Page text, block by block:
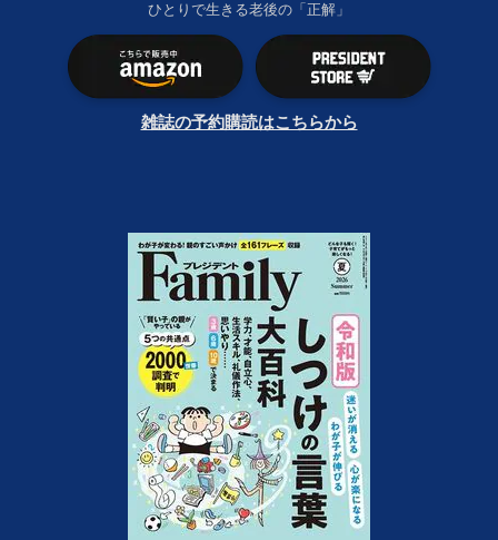
ひとりで生きる老後の「正解」
雑誌の予約購読はこちらから